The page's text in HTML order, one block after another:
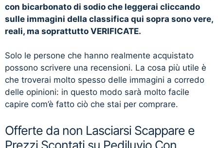
con bicarbonato di sodio che leggerai cliccando
sulle immagini della classifica qui sopra sono vere,
reali, ma soprattutto VERIFICATE.
Solo le persone che hanno realmente acquistato
possono scrivere una recensioni. La cosa più utile è
che troverai molto spesso delle immagini a corredo
delle opinioni: in questo modo sarà molto facile
capire com’è fatto ciò che stai per comprare.
Offerte da non Lasciarsi Scappare e
Prezzi Scontati su Pediluvio Con